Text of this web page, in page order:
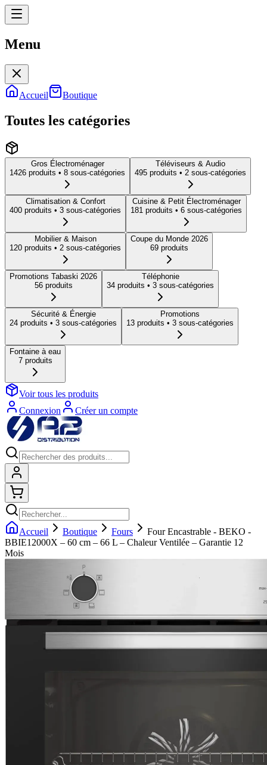
Menu
Accueil Boutique
Toutes les catégories
Gros Électroménager
1426 produits • 8 sous-catégories
Téléviseurs & Audio
495 produits • 2 sous-catégories
Climatisation & Confort
400 produits • 3 sous-catégories
Cuisine & Petit Électroménager
181 produits • 6 sous-catégories
Mobilier & Maison
120 produits • 2 sous-catégories
Coupe du Monde 2026
69 produits
Promotions Tabaski 2026
56produits
Téléphonie
34 produits • 3 sous-catégories
Sécurité & Énergie
24 produits • 3 sous-catégories
Promotions
13 produits • 3 sous-catégories
Fontaine à eau
7produits
Voir tous les produits
Connexion
Créer un compte
Accueil Boutique Fours
Four Encastrable - BEKO -
BBIE12000X – 60 cm – 66 L – Chaleur Ventilée – Garantie 12
Mois